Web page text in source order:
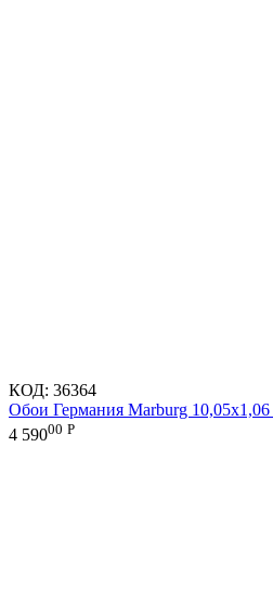
КОД: 36364
Обои Германия Marburg
4 59000 Р